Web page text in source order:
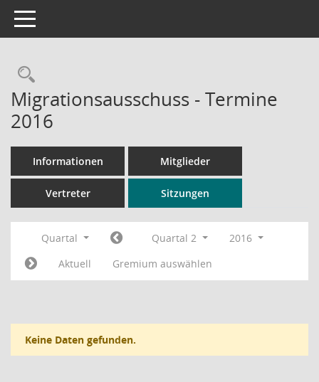
Toggle navigation
Rechercheauswahl
Migrationsausschuss - Termine
2016
Informationen Mitglieder
Vertreter Sitzungen
Quartal Quartal 2
2016
Aktuell
Gremium auswählen
Keine Daten gefunden.